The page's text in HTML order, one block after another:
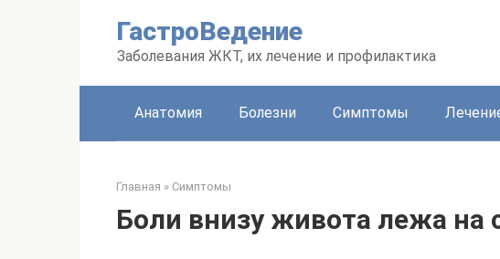
ГастроВедение
Заболевания ЖКТ, их лечение и профилактика
Анатомия Болезни Симптомы
Главная » Симптомы
Боли внизу живота лежа на